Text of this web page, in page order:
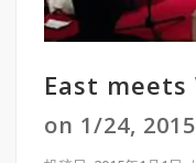
East meets
on 1/24, 2015